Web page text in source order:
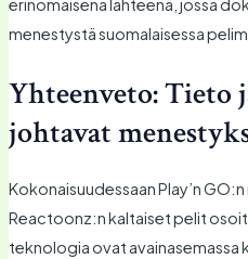
erinomaisena lähteenä, jossa
menestystä suomalaisessa
Yhteenveto: Tieto
johtavat
Kokonaisuudessaan Play’n
Reactoonz:n kaltaiset pelit
teknologia ovat avainasemassa